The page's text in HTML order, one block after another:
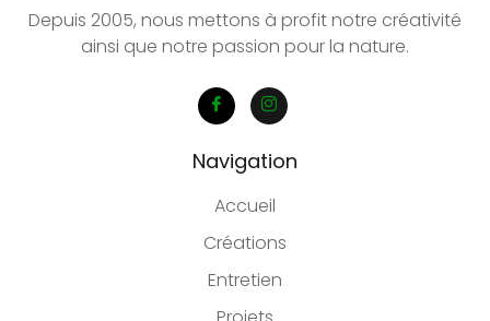
Depuis 2005, nous mettons à profit notre créativité
ainsi que notre passion pour la nature.
Navigation
Accueil
Créations
Entretien